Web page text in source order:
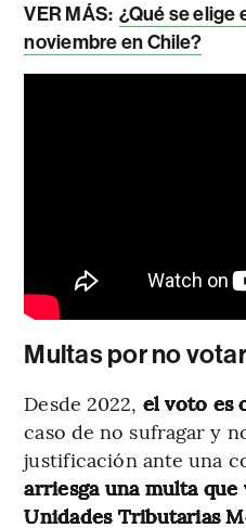
VER MÁS: ¿Qué se elige
noviembre en Chile?
Multas por no votar
Desde 2022, el voto es
caso de no sufragar y
justificación ante una
arriesga una multa que
Unidades Tributarias